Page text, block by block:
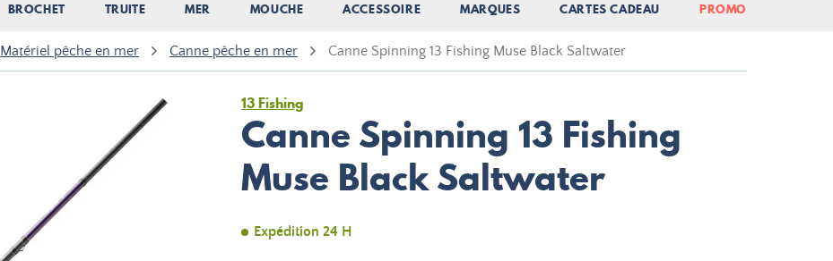
BROCHET TRUITE MER MOUCHE ACCESSOIRE MARQUES CARTES CADEAU PROMO
Matériel pêche en mer Canne pêche en mer Canne Spinning 13 Fishing Muse Black Saltwater
13 Fishing
Canne Spinning 13 Fishing
Muse Black Saltwater
Expédition 24 H